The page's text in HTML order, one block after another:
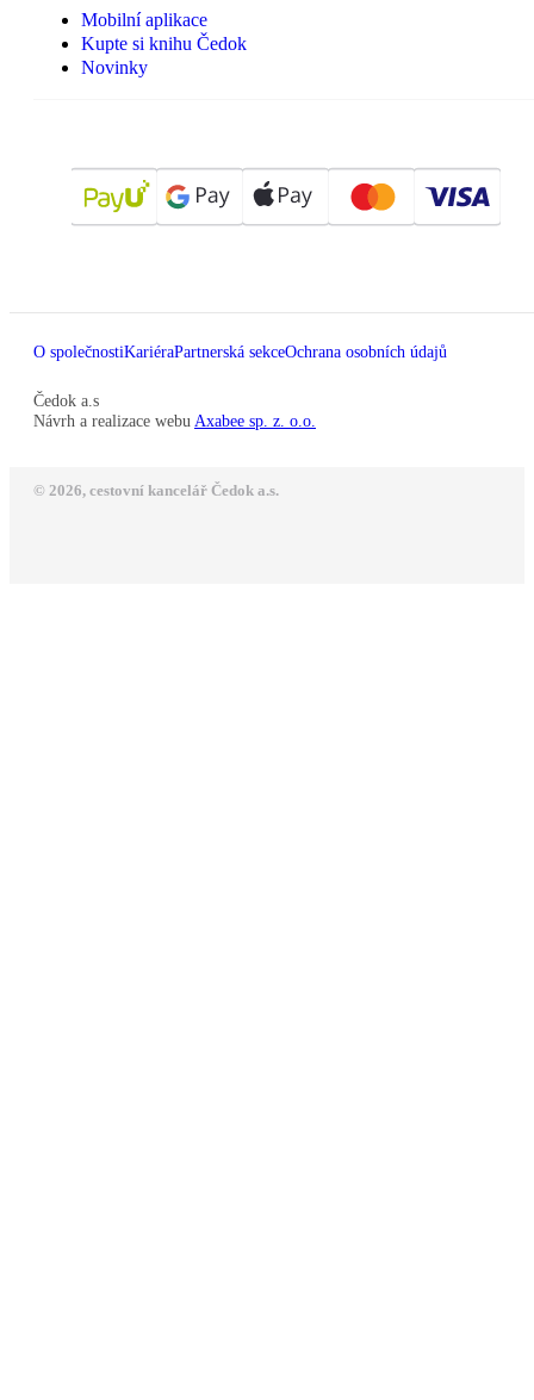
Mobilní aplikace
Kupte si knihu Čedok
Novinky
O společnostiKariéraPartnerská sekceOchrana osobních údajů
Čedok a.s
Návrh a realizace webu Axabee sp. z. o.o.
© 2026, cestovní kancelář Čedok a.s.